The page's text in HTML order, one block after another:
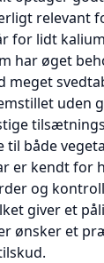
relevant
for lidt
har øget
meget
uden
til både
er kendt for
og
giver et
ønsker et